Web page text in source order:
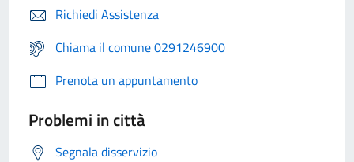
Richiedi Assistenza
Chiama il comune 0291246900
Prenota un appuntamento
Problemi in città
Segnala disservizio